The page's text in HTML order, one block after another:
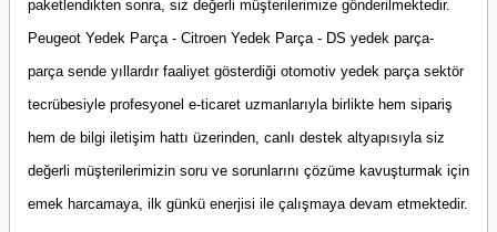
paketlendikten sonra, siz değerli müşterilerimize gönderilmektedir.
Peugeot Yedek Parça - Citroen Yedek Parça - DS yedek parça-
parça sende yıllardır faaliyet gösterdiği otomotiv yedek parça sektör
tecrübesiyle profesyonel e-ticaret uzmanlarıyla birlikte hem sipariş
hem de bilgi iletişim hattı üzerinden, canlı destek altyapısıyla siz
değerli müşterilerimizin soru ve sorunlarını çözüme kavuşturmak için
emek harcamaya, ilk günkü enerjisi ile çalışmaya devam etmektedir.